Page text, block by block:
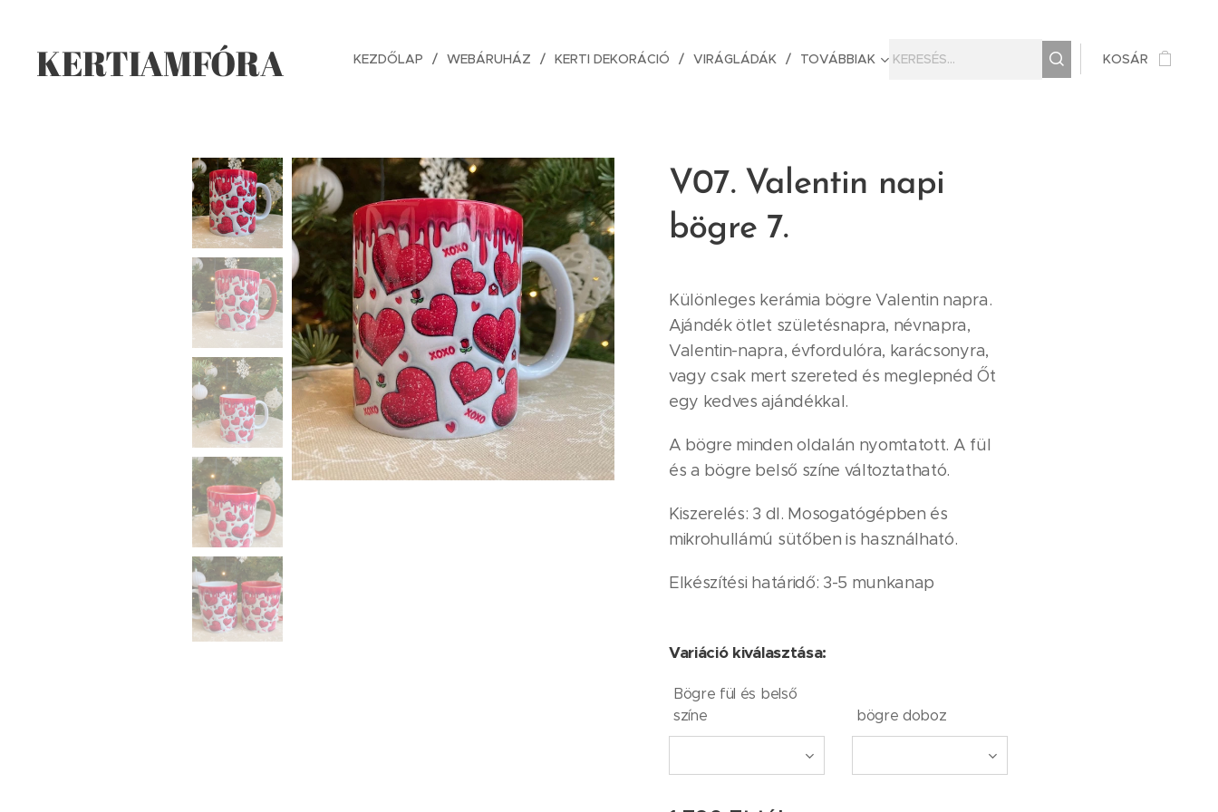
KERTIAMFÓRA KEZDŐLAP WEBÁRUHÁZ KERTI DEKORÁCIÓ VIRÁGLÁDÁK TOVÁBBIAK KOSÁR
V07. Valentin napi
bögre 7.
Különleges kerámia bögre Valentin napra.
Ajándék ötlet születésnapra, névnapra,
Valentin-napra, évfordulóra, karácsonyra,
vagy csak mert szereted és meglepnéd Őt
egy kedves ajándékkal.
A bögre minden oldalán nyomtatott. A fül
és a bögre belső színe változtatható.
Kiszerelés: 3 dl. Mosogatógépben és
mikrohullámú sütőben is használható.
Elkészítési határidő: 3-5 munkanap
Variáció kiválasztása:
Bögre fül és belső
színe
bögre doboz